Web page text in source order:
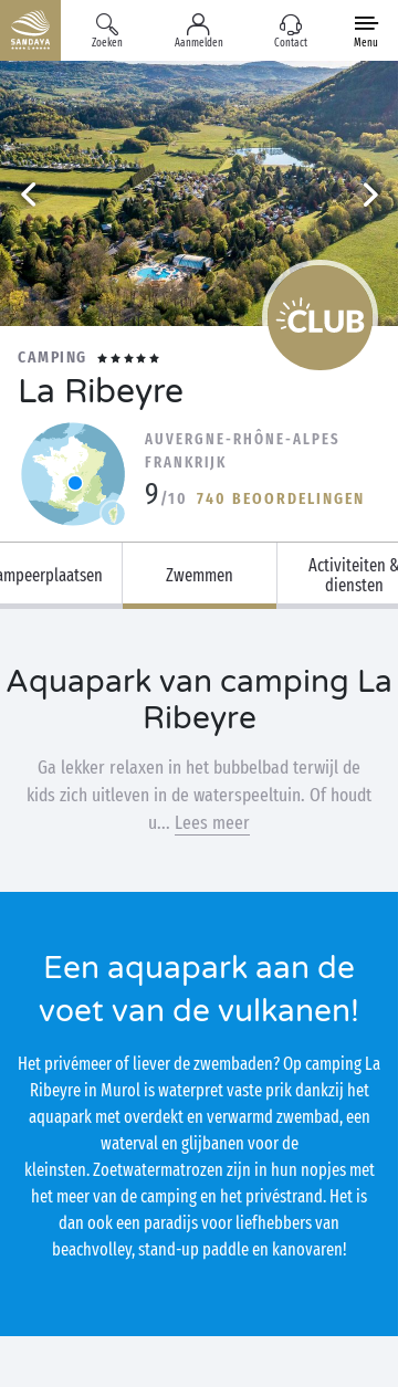
Zoeken Aanmelden Contact Menu
CAMPING
La Ribeyre
AUVERGNE-RHÔNE-ALPES
FRANKRIJK
9/10 740 BEOORDELINGEN
Zwemmen
Activiteiten &
diensten
Aquapark van camping La
Ribeyre
Ga lekker relaxen in het bubbelbad terwijl de
kids zich uitleven in de waterspeeltuin. Of houdt
u... Lees meer
Een aquapark aan de
voet van de vulkanen!
Het privémeer of liever de zwembaden? Op camping La
Ribeyre in Murol is waterpret vaste prik dankzij het
aquapark met overdekt en verwarmd zwembad, een
waterval en glijbanen voor de
kleinsten. Zoetwatermatrozen zijn in hun nopjes met
het meer van de camping en het privéstrand. Het is
dan ook een paradijs voor liefhebbers van
beachvolley, stand-up paddle en kanovaren!